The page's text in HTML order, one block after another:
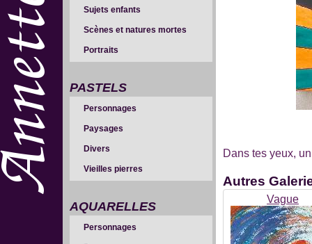
Sujets enfants
Scènes et natures mortes
Portraits
PASTELS
Personnages
Paysages
Divers
Vieilles pierres
AQUARELLES
Personnages
Dans tes yeux,
Autres
Vague